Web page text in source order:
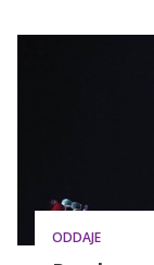
ODDAJE